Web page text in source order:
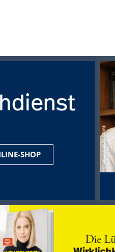
SHOP